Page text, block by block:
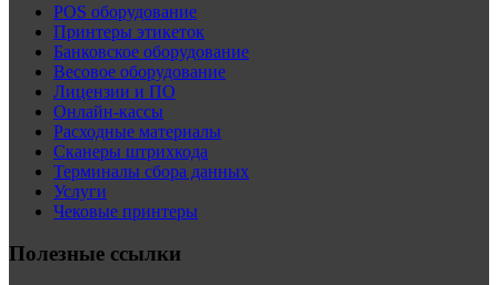
POS оборудование
Принтеры этикеток
Банковское оборудование
Весовое оборудование
Лицензии и ПО
Онлайн-кассы
Расходные материалы
Сканеры штрихкода
Терминалы сбора данных
Услуги
Чековые принтеры
Полезные ссылки